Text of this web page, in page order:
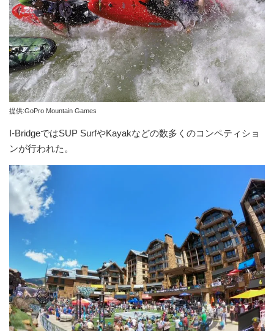
提供:GoPro Mountain Games
I-BridgeではSUP SurfやKayakなどの数多くのコンペティショ
ンが行われた。